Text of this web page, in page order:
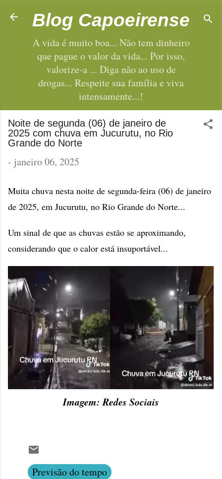
Pular para o conteúdo principal
Blog Capoeirense
A vida é muito boa... Não tem dinheiro
que pague o valor da vida... Por isso,
valorize-a ... Diga não ao uso de
drogas... Respeite sua família e viva
intensamente...!
Noite de segunda (06) de janeiro de
2025 com chuva em Jucurutu, no Rio
Grande do Norte
- janeiro 06, 2025
Muita chuva nesta noite de segunda-feira (06) de janeiro
de 2025, em Jucurutu, no Rio Grande do Norte...
Um sinal de que as chuvas estão se aproximando,
considerando que o calor está insuportável...
Imagem: Redes Sociais
Previsão do tempo